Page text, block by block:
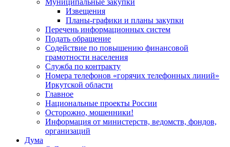
Извещения
Планы-графики и планы закупки
Перечень информационных систем
Подать обращение
Содействие по повышению финансовой
грамотности населения
Служба по контракту
Номера телефонов «горячих телефонных линий»
Иркутской области
Главное
Национальные проекты России
Осторожно, мошенники!
Информация от министерств, ведомств, фондов,
организаций
Дума